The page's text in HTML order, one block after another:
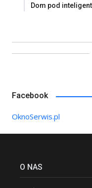
Dom pod
Facebook
OknoSerwis.pl
O NAS